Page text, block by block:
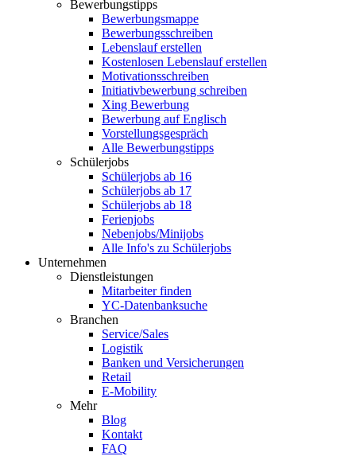
Bewerbungstipps
Bewerbungsmappe
Bewerbungsschreiben
Lebenslauf erstellen
Kostenlosen Lebenslauf erstellen
Motivationsschreiben
Initiativbewerbung schreiben
Xing Bewerbung
Bewerbung auf Englisch
Vorstellungsgespräch
Alle Bewerbungstipps
Schülerjobs
Schülerjobs ab 16
Schülerjobs ab 17
Schülerjobs ab 18
Ferienjobs
Nebenjobs/Minijobs
Alle Info's zu Schülerjobs
Unternehmen
Dienstleistungen
Mitarbeiter finden
YC-Datenbanksuche
Branchen
Service/Sales
Logistik
Banken und Versicherungen
Retail
E-Mobility
Mehr
Blog
Kontakt
FAQ